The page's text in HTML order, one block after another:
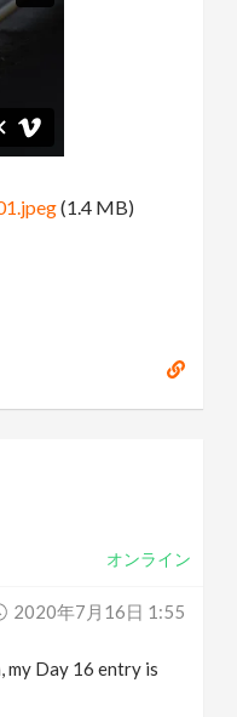
(1.4 MB)
オンライン
2020年7月16日 1:55
my Day 16 entry is